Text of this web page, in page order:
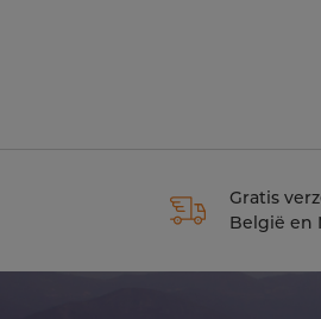
Gratis
België en